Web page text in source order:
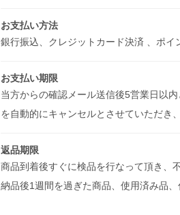
お支払い方法
銀行振込、クレジットカード決済 、ポイ
お支払い期限
当方からの確認メール送信後5営業日以
を自動的にキャンセルとさせていただき
返品期限
商品到着後すぐに検品を行なって頂き、
納品後1週間を過ぎた商品、使用済み品